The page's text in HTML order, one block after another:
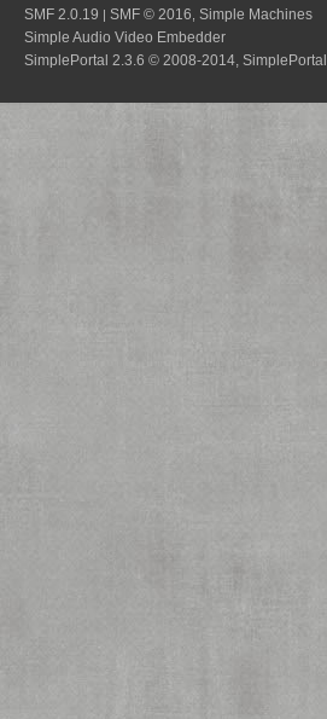
SMF 2.0.19 | SMF © 2016 Simple Machines
Simple Audio Video Embedder
SimplePortal 2.3.6 © 2008-2014, SimplePortal